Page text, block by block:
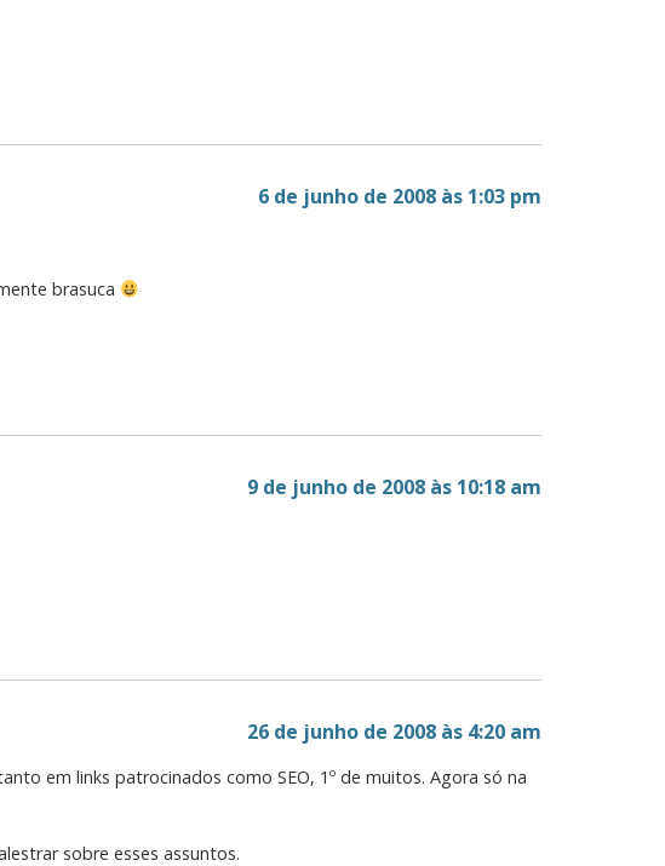
6 de junho de 2008 às 1:03 pm
brasuca
9 de junho de 2008 às 10:18 am
26 de junho de 2008 às 4:20 am
em links patrocinados como SEO, 1º de muitos. Agora só na
sobre esses assuntos.